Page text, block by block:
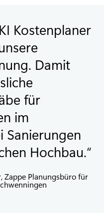
Kostenplaner
Damit
für
im
Sanierungen
Hochbau.
Zappe Planungsbüro für